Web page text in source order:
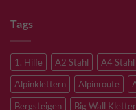
Tags
1. Hilfe A2 Stahl A4 Stahl
Alpinklettern
Alpinroute
Bergsteigen
Big Wall